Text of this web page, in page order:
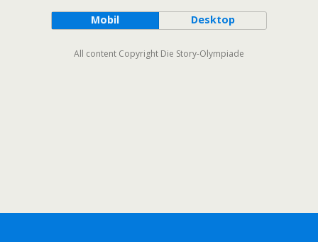
Mobil Desktop
All content Copyright Die Story-Olympiade